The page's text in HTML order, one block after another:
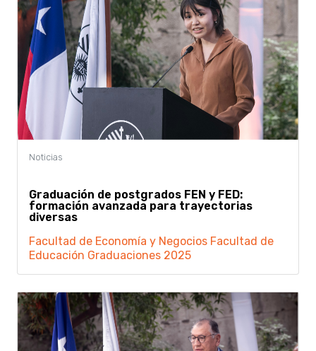
Graduación de postgrados FEN y FED:
formación avanzada para trayectorias
diversas
Facultad de Economía y Negocios Facultad de
Educación Graduaciones 2025